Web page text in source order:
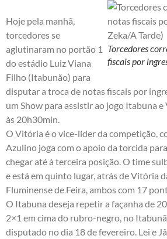
Torcedores
fiscais por
Hoje pela manhã,
torcedores se
aglutinaram no portão 1
do estádio Luiz Viana
Filho (Itabunão) para
disputar a troca de notas fiscais por
um Show para assistir ao jogo Itabuna
às 20h30min.
O Vitória é o vice-líder da competição,
Azulino joga com o apoio da torcida
chegar até à terceira posição. O time
e está em quinto lugar, atrás de Vitória
Fluminense de Feira, ambos com 17
O Itabuna deseja repetir a façanha de
2×1 em cima do rubro-negro, no
disputado no dia 18 de fevereiro. Lei e